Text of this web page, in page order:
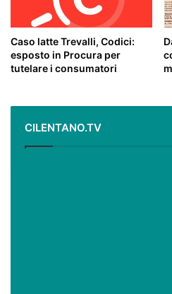
Caso latte Trevalli, Codici:
esposto in Procura per
tutelare i consumatori
CILENTANO.TV